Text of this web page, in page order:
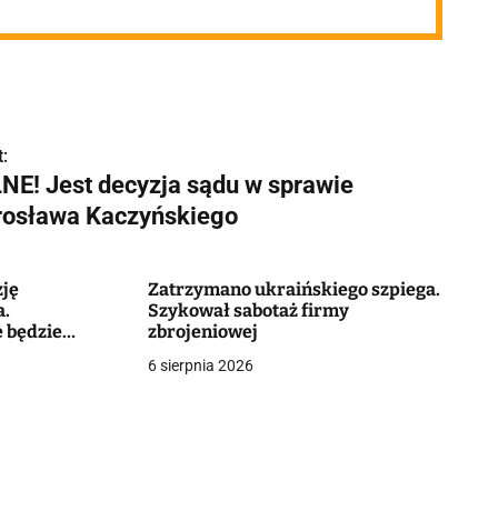
Jest decyzja sądu w sprawie
Kaczyńskiego
będzie
Zatrzymano ukraińskiego szpiega.
Szykował sabotaż firmy
zbrojeniowej
6 sierpnia 2026